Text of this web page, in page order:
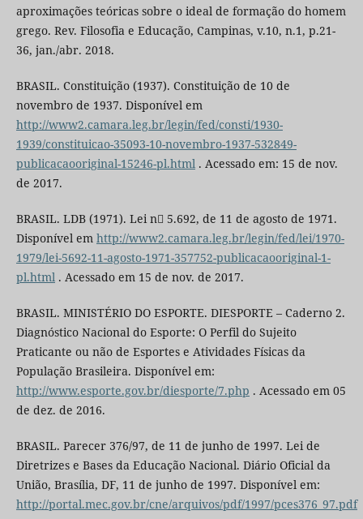
aproximações teóricas sobre o ideal de formação do homem
grego. Rev. Filosofia e Educação, Campinas, v.10, n.1, p.21-
36, jan./abr. 2018.
BRASIL. Constituição (1937). Constituição de 10 de
novembro de 1937. Disponível em
http://www2.camara.leg.br/legin/fed/consti/1930-
1939/constituicao-35093-10-novembro-1937-532849-
publicacaooriginal-15246-pl.html . Acessado em: 15 de nov.
de 2017.
BRASIL. LDB (1971). Lei n 5.692, de 11 de agosto de 1971.
Disponível em http://www2.camara.leg.br/legin/fed/lei/1970-
1979/lei-5692-11-agosto-1971-357752-publicacaooriginal-1-
pl.html . Acessado em 15 de nov. de 2017.
BRASIL. MINISTÉRIO DO ESPORTE. DIESPORTE – Caderno 2.
Diagnóstico Nacional do Esporte: O Perfil do Sujeito
Praticante ou não de Esportes e Atividades Físicas da
População Brasileira. Disponível em:
http://www.esporte.gov.br/diesporte/7.php . Acessado em 05
de dez. de 2016.
BRASIL. Parecer 376/97, de 11 de junho de 1997. Lei de
Diretrizes e Bases da Educação Nacional. Diário Oficial da
União, Brasília, DF, 11 de junho de 1997. Disponível em:
http://portal.mec.gov.br/cne/arquivos/pdf/1997/pces376_97.pdf